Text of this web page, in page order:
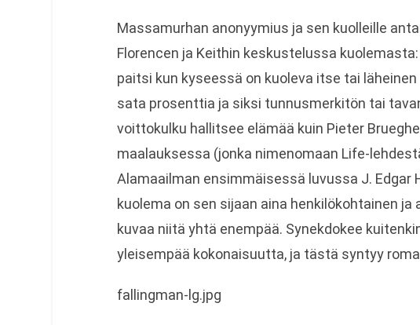
Massamurhan anonyymius ja sen kuolleille
Florencen ja Keithin keskustelussa
paitsi kun kyseessä on kuoleva itse tai
sata prosenttia ja siksi tunnusmerkitön tai
voittokulku hallitsee elämää kuin Pieter
maalauksessa (jonka nimenomaan Life-
Alamaailman ensimmäisessä luvussa J. Edgar
kuolema on sen sijaan aina henkilökohtainen
kuvaa niitä yhtä enempää. Synekdokee
yleisempää kokonaisuutta, ja tästä syntyy
fallingman-lg.jpg